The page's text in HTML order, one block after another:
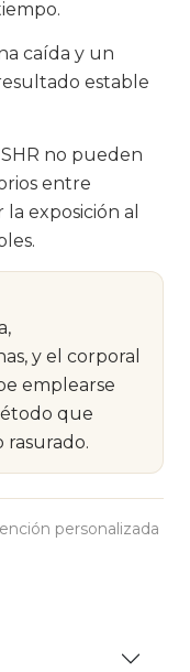
caída y un
estable
no pueden
entre
exposición al
y el corporal
emplearse
que
rasurado.
personalizada